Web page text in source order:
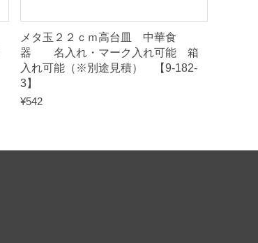
メタ玉２２ｃｍ高台皿 中華食
器 名入れ・マーク入れ可能 箱
入れ可能（※別途見積） 【9-182-
3】
¥542